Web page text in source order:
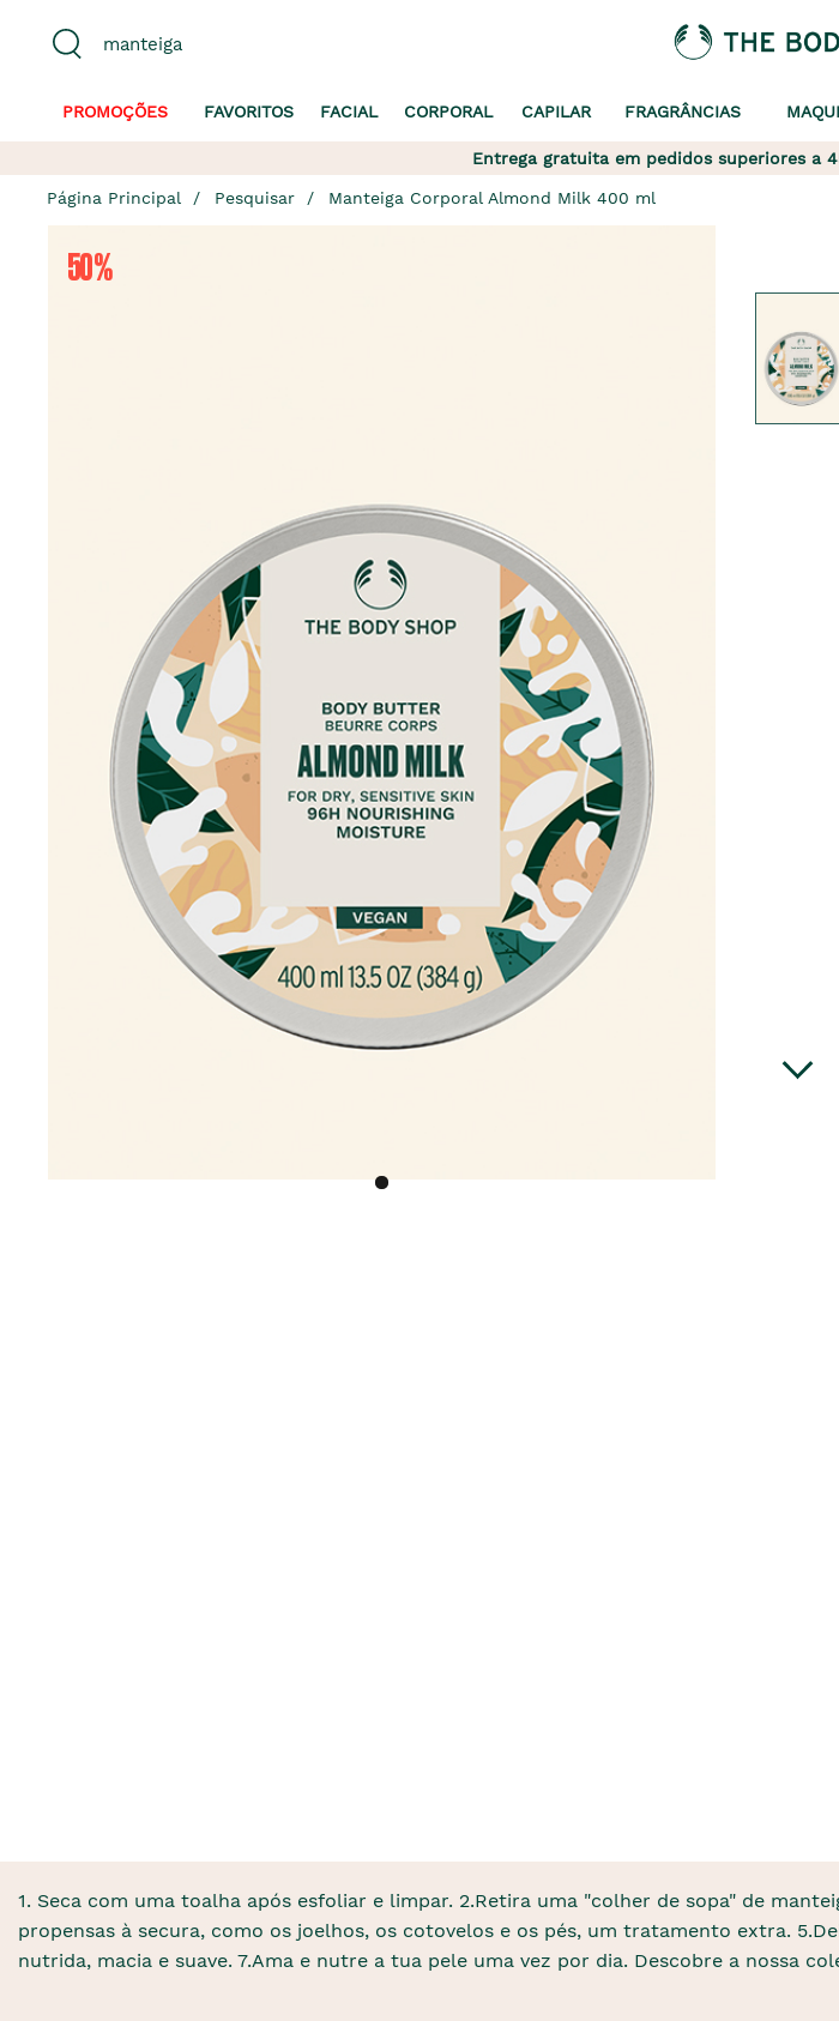
PROMOÇÕES FAVORITOS FACIAL CORPORAL CAPILAR FRAGRÂNCIAS
Entrega gratuita em pedidos superiores a
Página Principal Pesquisar Manteiga Corporal Almond Milk 400 ml
1. Seca com uma toalha após esfoliar e limpar. 2.Retira uma "colher de sopa" de
propensas à secura, como os joelhos, os cotovelos e os pés, um tratamento extra.
nutrida, macia e suave. 7.Ama e nutre a tua pele uma vez por dia. Descobre a nossa